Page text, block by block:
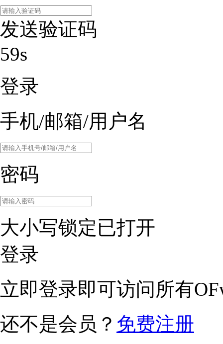
发送验证码
59s
登录
手机/邮箱/用户名
密码
大小写锁定已打开
登录
立即登录即可访问所有
还不是会员？ 免费注册